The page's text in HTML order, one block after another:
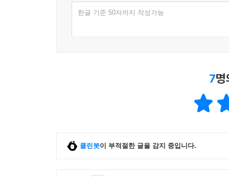
한글 기준 50자까지 작성가능
7
클린봇이 부적절한 글을 감지 중입니다.